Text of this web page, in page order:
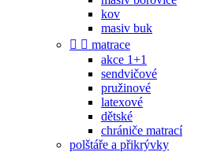
kov
masiv buk
  matrace
akce 1+1
sendvičové
pružinové
latexové
dětské
chrániče matrací
polštáře a přikrývky